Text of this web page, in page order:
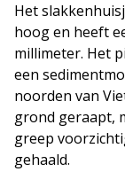
Het
hoog en heeft
millimeter. Het
een
noorden van
grond geraapt,
greep
gehaald.